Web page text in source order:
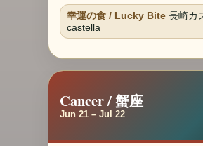
幸運の食 / Lucky Bite長崎カ
castella
Cancer / 蟹座
Jun 21 – Jul 22